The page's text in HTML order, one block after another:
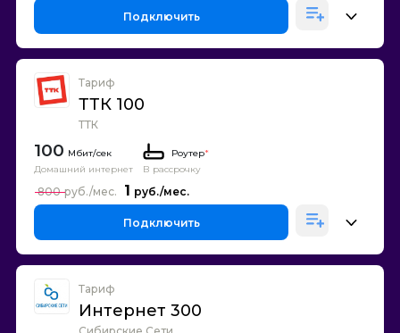
Подключить
Тариф
ТТК 100
ТТК
100
Домашний интернет
Роутер*
В рассрочку
1
800
Подключить
Тариф
Интернет 300